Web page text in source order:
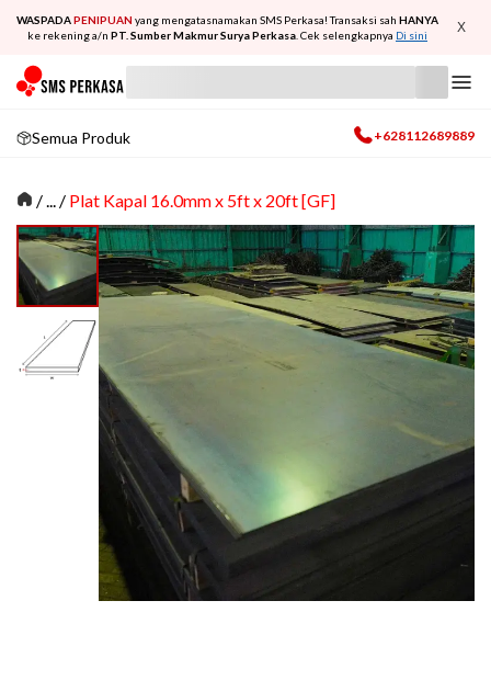
WASPADAPENIPUAN yang mengatasnamakan SMS Perkasa! Transaksi sah HANYA
ke rekening a/n PT. Sumber Makmur Surya Perkasa . Cek selengkapnya Di sini X
Semua Produk +628112689889
/... / Plat Kapal 16.0mm x 5ft x 20ft [GF]